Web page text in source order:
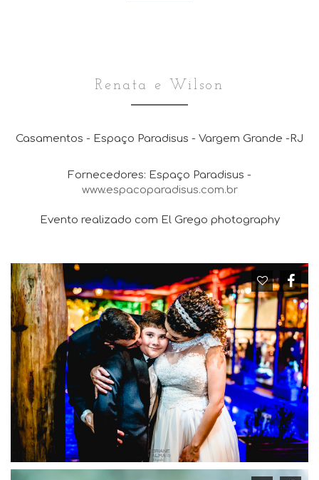
Renata e Wilson
Casamentos - Espaço Paradisus - Vargem Grande -RJ
Fornecedores: Espaço Paradisus -
www.espacoparadisus.com.br
Evento realizado com El Grego photography